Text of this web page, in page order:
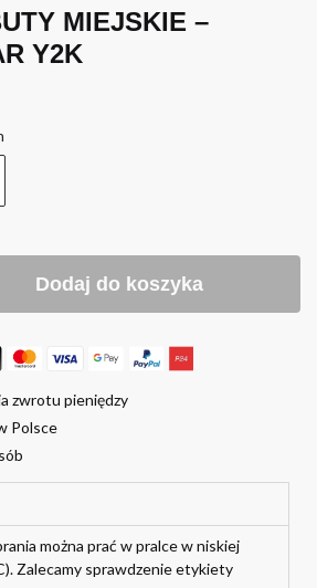
MIEJSKIE –
Y2K
Dodaj do koszyka
zwrotu pieniędzy
Polsce
można prać w pralce w niskiej
Zalecamy sprawdzenie etykiety